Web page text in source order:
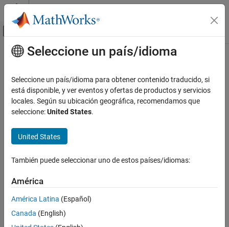
Saltar al contenido
Mostrar/ocultar menú de navegación
Inicio de Documentación
Contenido principal
How useful was this information?
Seleccione un país/idioma
Seleccione un país/idioma para obtener contenido traducido, si
está disponible, y ver eventos y ofertas de productos y servicios
locales. Según su ubicación geográfica, recomendamos que
seleccione:United States.
United States
También puede seleccionar uno de estos países/idiomas:
América
América Latina (Español)
Canada (English)